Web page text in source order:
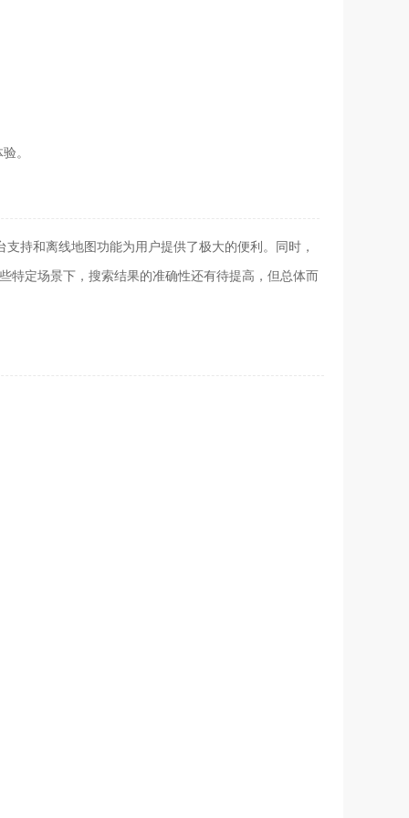
。
持和离线地图功能为用户提供了极大的便利。同时，
特定场景下，搜索结果的准确性还有待提高，但总体而